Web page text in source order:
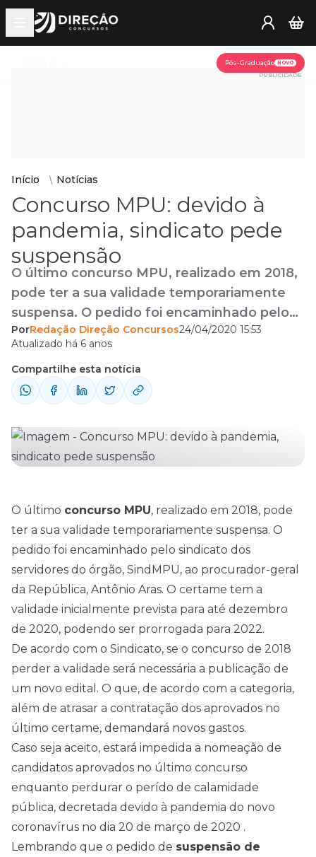
Open main menu
Pós-Graduação NOVO
PUBLICIDADE
Início Notícias
Concurso MPU: devido à
pandemia, sindicato pede
suspensão
O último concurso MPU, realizado em 2018,
pode ter a sua validade temporariamente
suspensa. O pedido foi encaminhado pelo
sindicato dos servidores do órgão,
SindMPU, ao procurador-geral da República,
Antônio Aras. O certame tem a validade
inicialmente prevista para até dezembro de
De acordo com o Sindicato, se o ...
PorRedação Direção Concursos24/04/2020 15:53
Atualizado há 6 anos
Compartilhe esta notícia
O último concurso MPU, realizado em 2018, pode
ter a sua validade temporariamente suspensa. O
pedido foi encaminhado pelo sindicato dos
servidores do órgão, SindMPU, ao procurador-geral
da República, Antônio Aras. O certame tem a
validade inicialmente prevista para até dezembro
de 2020, podendo ser prorrogada para 2022.
De acordo com o Sindicato, se o concurso de 2018
perder a validade será necessária a publicação de
um novo edital . O que, de acordo com a categoria,
além de atrasar a contratação dos aprovados no
último certame, demandará novos gastos.
Caso seja aceito, estará impedida a nomeação de
candidatos aprovados no último concurso
enquanto perdurar o perído de calamidade
pública, decretada devido à pandemia do novo
coronavírus no dia 20 de março de 2020 .
Lembrando que o pedido de suspensão de